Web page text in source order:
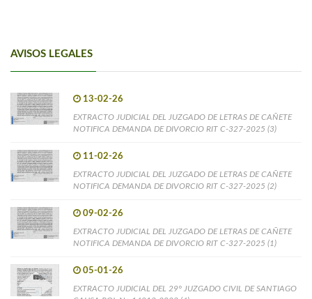
AVISOS LEGALES
13-02-26
EXTRACTO JUDICIAL DEL JUZGADO DE LETRAS DE CAÑETE
NOTIFICA DEMANDA DE DIVORCIO RIT C-327-2025 (3)
11-02-26
EXTRACTO JUDICIAL DEL JUZGADO DE LETRAS DE CAÑETE
NOTIFICA DEMANDA DE DIVORCIO RIT C-327-2025 (2)
09-02-26
EXTRACTO JUDICIAL DEL JUZGADO DE LETRAS DE CAÑETE
NOTIFICA DEMANDA DE DIVORCIO RIT C-327-2025 (1)
05-01-26
EXTRACTO JUDICIAL DEL 29° JUZGADO CIVIL DE SANTIAGO